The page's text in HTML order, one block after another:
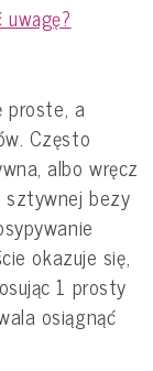
proste, a
Często
albo wręcz
bezy
okazuje się,
1 prosty
osiągnąć